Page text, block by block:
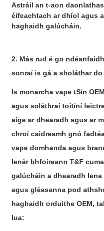
Astráil an t-aon
éifeachtach ar dhíol agus
haghaidh galúcháin.
2. Más rud é go
sonraí is gá a sholáthar do
Is monarcha vape tSín
agus soláthraí toitíní
aige ar dhearadh agus ar
chroí caidreamh gnó
vape domhanda agus
lenár bhfoireann T&F
galúcháin a dhearadh
agus gléasanna pod
haghaidh orduithe OEM,
lua: